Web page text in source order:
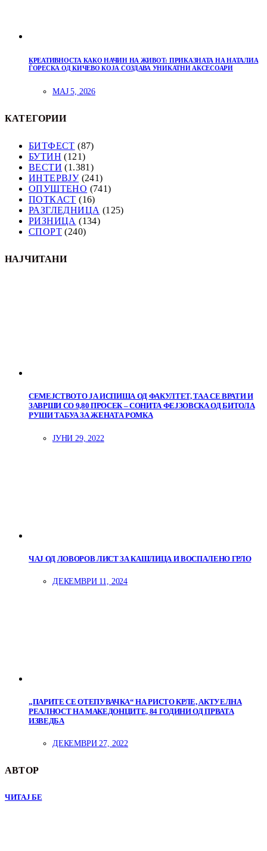
КРЕАТИВНОСТА КАКО НАЧИН НА ЖИВОТ: ПРИКАЗНАТА НА НАТАЛИА
ЃОРЕСКА ОД КИЧЕВО КОЈА СОЗДАВА УНИКАТНИ АКСЕСОАРИ
МАЈ 5, 2026
КАТЕГОРИИ
БИТФЕСТ (87)
БУТИН (121)
ВЕСТИ (1.381)
ИНТЕРВЈУ(241)
ОПУШТЕНО (741)
ПОТКАСТ (16)
РАЗГЛЕДНИЦА (125)
РИЗНИЦА (134)
СПОРТ (240)
НАЈЧИТАНИ
СЕМЕЈСТВОТО ЈА ИСПИША ОД ФАКУЛТЕТ, ТАА СЕ ВРАТИ И
ЗАВРШИ СО 9,80 ПРОСЕК – СОНИТА ФЕЈЗОВСКА ОД БИТОЛА
РУШИ ТАБУА ЗА ЖЕНАТА РОМКА
ЈУНИ 29, 2022
ЧАЈ ОД ЛОВОРОВ ЛИСТ ЗА КАШЛИЦА И ВОСПАЛЕНО ГРЛО
ДЕКЕМВРИ 11, 2024
„ПАРИТЕ СЕ ОТЕПУВАЧКА“ НА РИСТО КРЛЕ, АКТУЕЛНА
РЕАЛНОСТ НА МАКЕДОНЦИТЕ, 84 ГОДИНИ ОД ПРВАТА
ИЗВЕДБА
ДЕКЕМВРИ 27, 2022
АВТОР
ЧИТАЈ БЕ